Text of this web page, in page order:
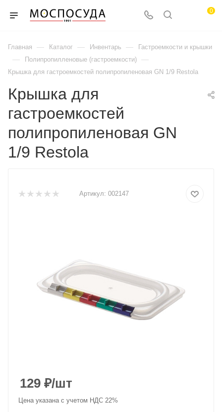
0
Главная — Каталог — Инвентарь — Гастроемкости и крышки
— Полипропилленовые (гастроемкости) —
Крышка для гастроемкостей полипропиленовая GN 1/9 Restola
Крышка для
гастроемкостей
полипропиленовая GN
1/9 Restola
Артикул: 002147
129 ₽/шт
Цена указана с учетом НДС 22%